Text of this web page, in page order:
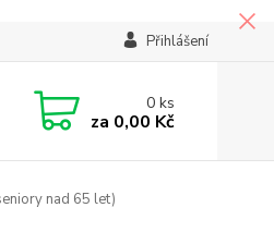
Přihlášení
0ks
za 0,00 Kč
nad 65 let)